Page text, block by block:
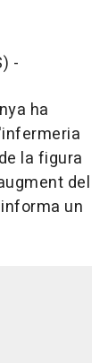
-
ha
la figura
del
un